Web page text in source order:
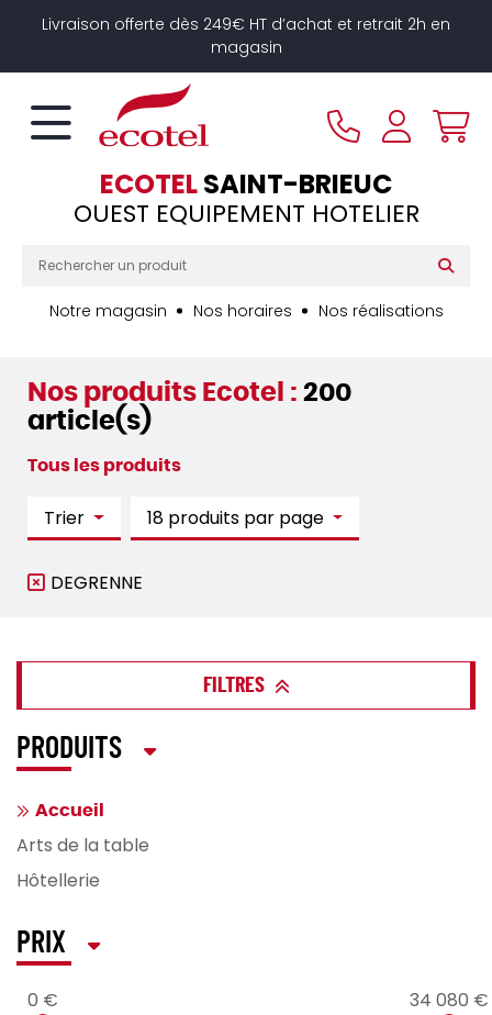
Livraison offerte dès 249€ HT d’achat et retrait 2h en
magasin
ECOTELSAINT-BRIEUC
OUEST EQUIPEMENT HOTELIER
Notre magasin Nos horaires Nos réalisations
Nos produits Ecotel : 200
article(s)
Tous les produits
Trier 18 produits par page
DEGRENNE
FILTRES
PRODUITS
Accueil
Arts de la table
Hôtellerie
PRIX
0 € 34 080 €
Panneau de gestion des cookies